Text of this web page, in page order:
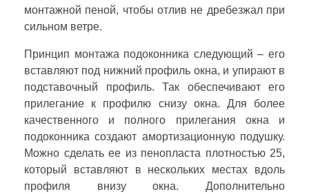
монтажной пеной, чтобы отлив не дребезжал при
сильном ветре.
Принцип монтажа подоконника следующий – его
вставляют под нижний профиль окна, и упирают в
подставочный профиль. Так обеспечивают его
прилегание к профилю снизу окна. Для более
качественного и полного прилегания окна и
подоконника создают амортизационную подушку.
Можно сделать ее из пенопласта плотностью 25,
который вставляют в нескольких местах вдоль
профиля внизу окна. Дополнительно